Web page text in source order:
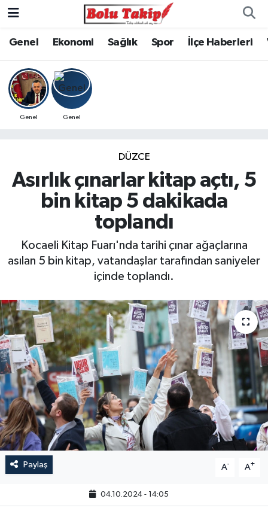
Genel Ekonomi Sağlık Spor İlçe Haberleri
Genel Genel
DÜZCE
Asırlık çınarlar kitap açtı, 5
bin kitap 5 dakikada
toplandı
Kocaeli Kitap Fuarı'nda tarihi çınar ağaçlarına
asılan 5 bin kitap, vatandaşlar tarafından saniyeler
içinde toplandı.
Paylaş A- A+
04.10.2024 - 14:05